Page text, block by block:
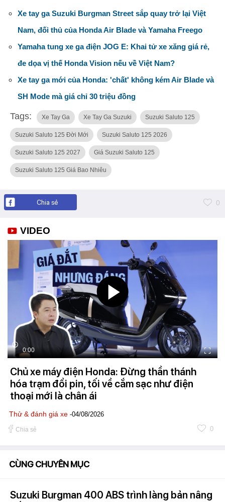
Xe tay ga Suzuki Burgman Street sắp quay trở lại Việt
Nam, đối thủ của Honda Air Blade và Yamaha Freego
Yamaha tung xe ga điện JOG E: Khai tử xe xăng giá rẻ,
đe dọa vị thế Honda Vision nếu về Việt Nam?
Xe tay ga mới của Honda: 'chất' không kém Air Blade và
SH Mode mà giá chỉ 30 triệu đồng
Tags: Xe Tay Ga Xe Tay Ga Suzuki Suzuki Saluto 125
Suzuki Saluto 125 Đời Mới Suzuki Saluto 125 2026
Suzuki Saluto 125 2027 Giá Suzuki Saluto 125
Suzuki Saluto 125 Giá Bao Nhiêu
Chia sẻ 0
VIDEO
0:00
Chủ xe máy điện Honda: Đừng thần thánh
hóa trạm đổi pin, tối về cắm sạc như điện
thoại mới là chân ái
Thử & đánh giá xe -04/08/2026
Chia sẻ 0
CÙNG CHUYÊN MỤC
Suzuki Burgman 400 ABS trình làng bản nâng